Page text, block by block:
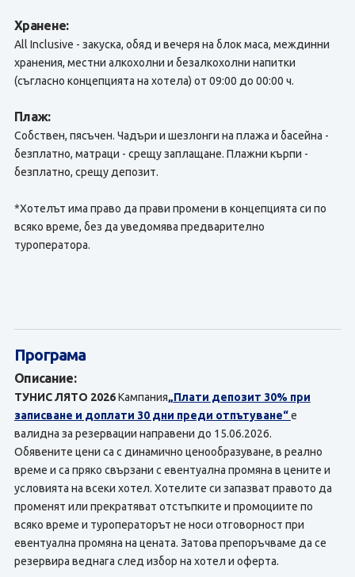
Хранене:
All Inclusive - закуска, обяд и вечеря на блок маса, междинни
хранения, местни алкохолни и безалкохолни напитки
(съгласно концепцията на хотела) от 09:00 до 00:00 ч.
Плаж:
Собствен, пясъчен. Чадъри и шезлонги на плажа и басейна -
безплатно, матраци - срещу заплащане. Плажни кърпи -
безплатно, срещу депозит.
*Хотелът има право да прави промени в концепцията си по
всяко време, без да уведомява предварително
туроператора.
Програма
Описание:
ТУНИС ЛЯТО 2026Кампания„Плати депозит 30% при
записване и доплати 30 дни преди отпътуване“е
валидна за резервации направени до 15.06.2026.
Обявените цени са с динамично ценообразуване, в реално
време и са пряко свързани с евентуална промяна в цените и
условията на всеки хотел. Хотелите си запазват правото да
променят или прекратяват отстъпките и промоциите по
всяко време и туроператорът не носи отговорност при
евентуална промяна на цената. Затова препоръчваме да се
резервира веднага след избор на хотел и оферта.